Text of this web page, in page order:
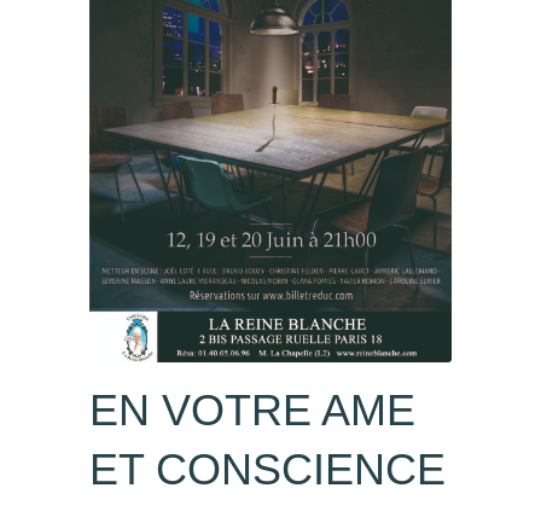
EN VOTRE AME
ET CONSCIENCE